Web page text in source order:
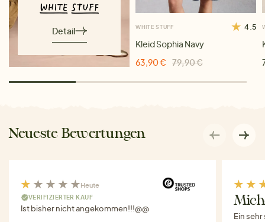
Detail WHITE STUFF 4.5
Kleid Sophia Navy
63,90 €
79,90 €
Neueste Bewertungen
Heute
VERIFIZIERTER KAUF
Ist bisher nicht angekommen!!!@@
Ein